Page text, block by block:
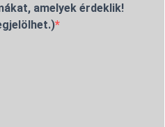
amelyek érdeklik!